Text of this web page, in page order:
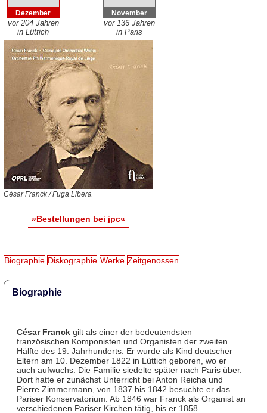
Dezember
vor 204 Jahren
in Lüttich
November
vor 136 Jahren
in Paris
César Franck / Fuga Libera
»Bestellungen bei jpc«
Biographie Diskographie Werke Zeitgenossen
Biographie
César Franckgilt als einer der bedeutendsten
französischen Komponisten und Organisten der zweiten
Hälfte des 19. Jahrhunderts. Er wurde als Kind deutscher
Eltern am 10. Dezember 1822 in Lüttich geboren, wo er
auch aufwuchs. Die Familie siedelte später nach Paris über.
Dort hatte er zunächst Unterricht bei Anton Reicha und
Pierre Zimmermann, von 1837 bis 1842 besuchte er das
Pariser Konservatorium. Ab 1846 war Franck als Organist an
verschiedenen Pariser Kirchen tätig, bis er 1858